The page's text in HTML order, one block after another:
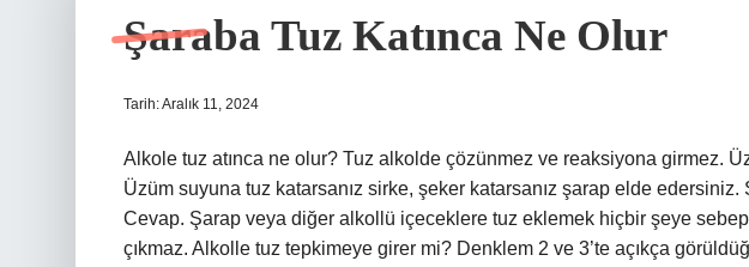
Şaraba Tuz Katınca Ne Olur
Tarih: Aralık 11, 2024
Alkole tuz atınca ne olur? Tuz alkolde çözünmez ve reaksiyona girmez.
Üzüm suyuna tuz katarsanız sirke, şeker katarsanız şarap elde edersiniz.
Cevap. Şarap veya diğer alkollü içeceklere tuz eklemek hiçbir şeye
çıkmaz. Alkolle tuz tepkimeye girer mi? Denklem 2 ve 3’te açıkça